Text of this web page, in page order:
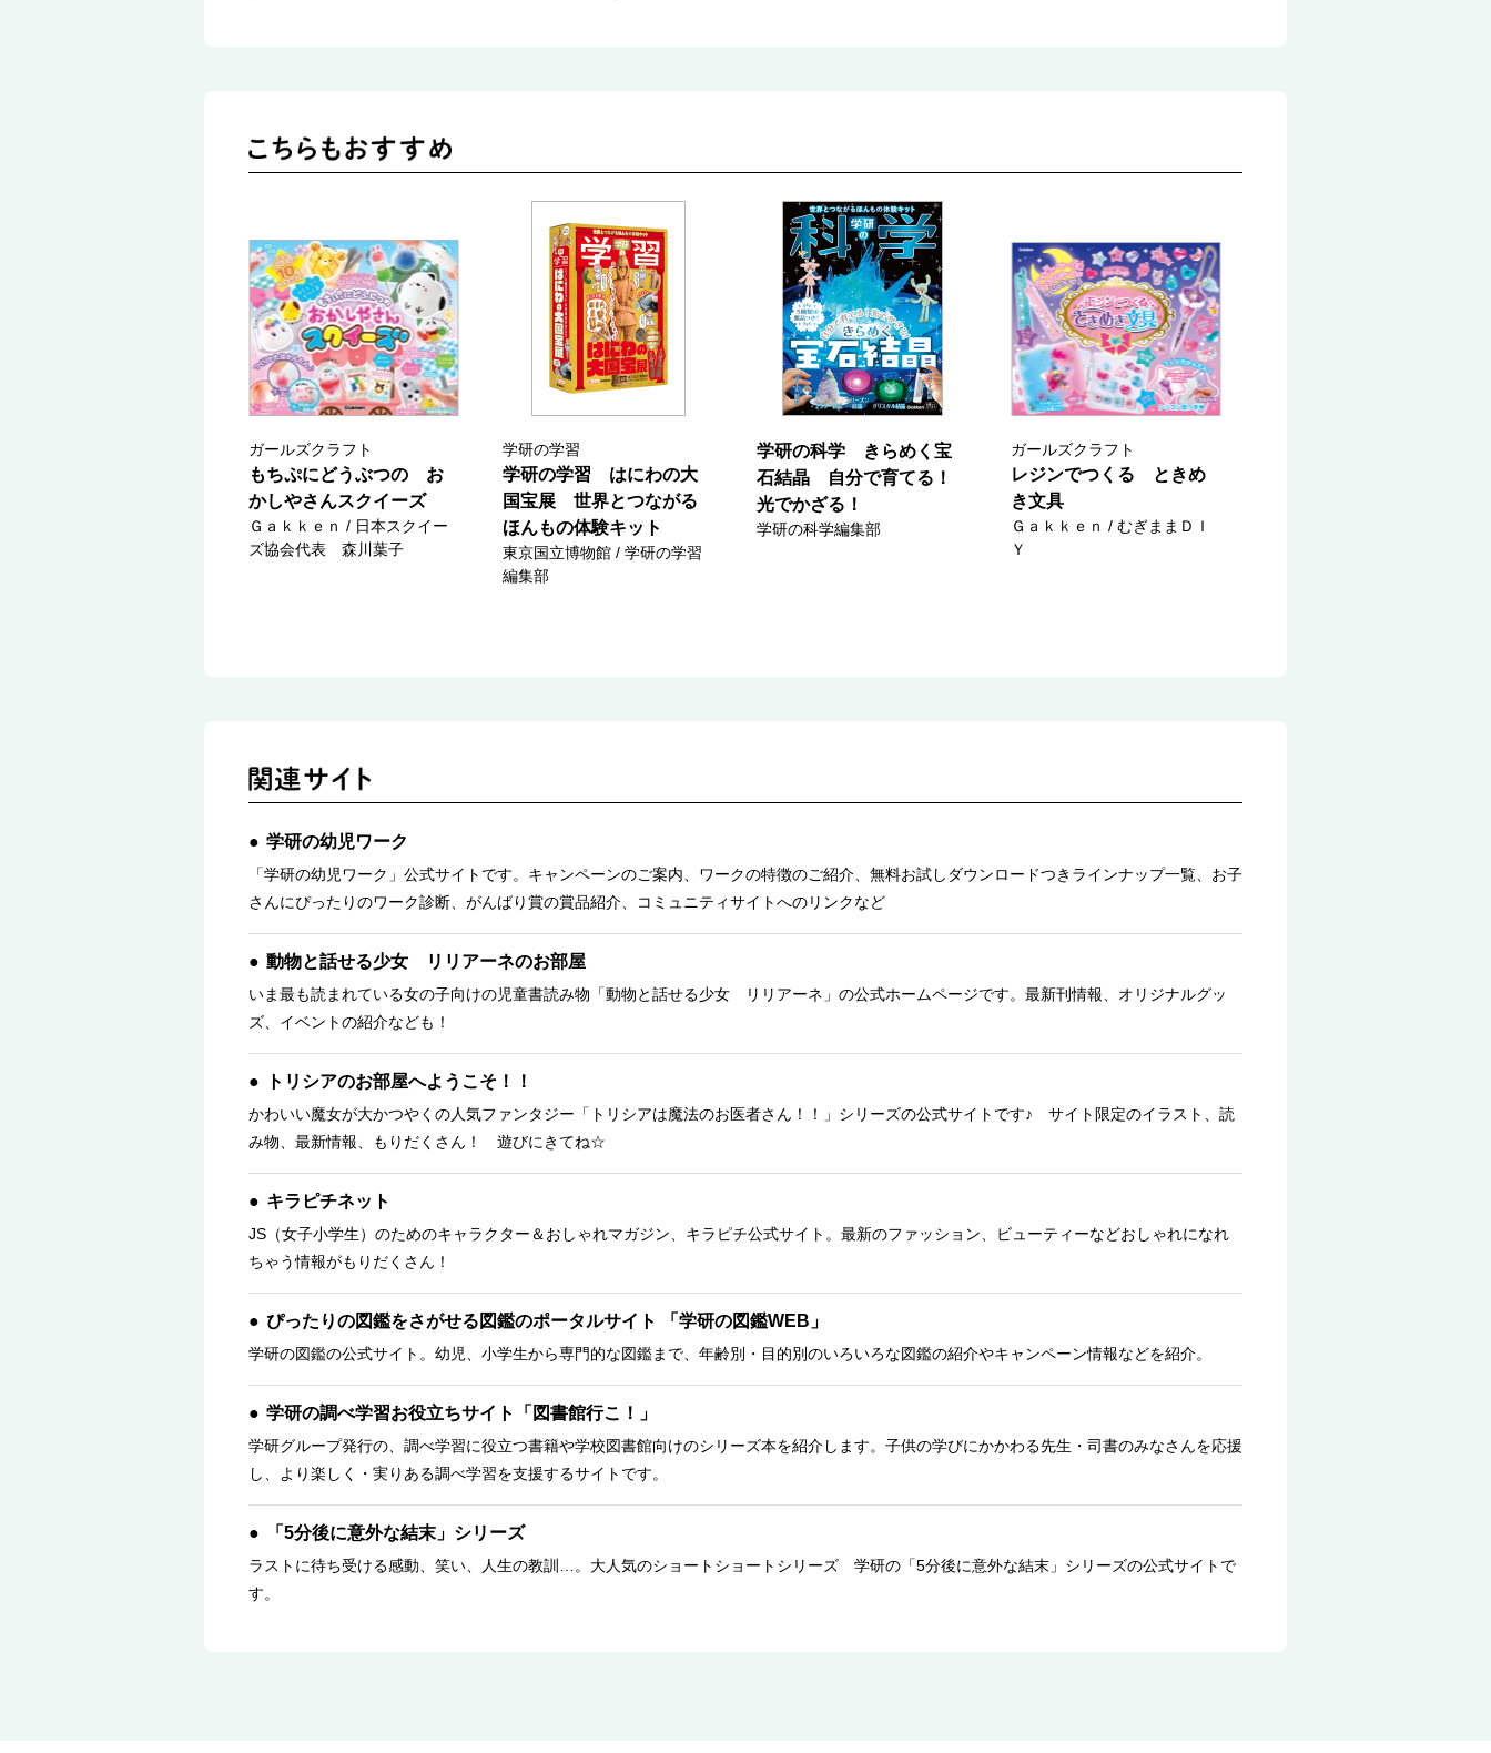
ガールズクラフト
もちぷにどうぶつの お
かしやさんスクイーズ
Ｇａｋｋｅｎ / 日本スクイー
ズ協会代表 森川葉子
学研の学習
学研の学習 はにわの大
国宝展 世界とつながる
ほんもの体験キット
東京国立博物館 / 学研の学習
編集部
学研の科学 きらめく宝
石結晶 自分で育てる！
光でかざる！
学研の科学編集部
ガールズクラフト
レジンでつくる ときめ
き文具
Ｇａｋｋｅｎ / むぎままＤＩ
Ｙ
学研の幼児ワーク
「学研の幼児ワーク」公式サイトです。キャンペーンのご案内、ワークの特徴のご紹介、無料お試しダウンロードつきラインナップ一覧、お子
さんにぴったりのワーク診断、がんばり賞の賞品紹介、コミュニティサイトへのリンクなど
動物と話せる少女 リリアーネのお部屋
いま最も読まれている女の子向けの児童書読み物「動物と話せる少女 リリアーネ」の公式ホームページです。最新刊情報、オリジナルグッ
ズ、イベントの紹介なども！
トリシアのお部屋へようこそ！！
かわいい魔女が大かつやくの人気ファンタジー「トリシアは魔法のお医者さん！！」シリーズの公式サイトです♪ サイト限定のイラスト、読
み物、最新情報、もりだくさん！ 遊びにきてね☆
キラピチネット
JS（女子小学生）のためのキャラクター＆おしゃれマガジン、キラピチ公式サイト。最新のファッション、ビューティーなどおしゃれになれ
ちゃう情報がもりだくさん！
ぴったりの図鑑をさがせる図鑑のポータルサイト 「学研の図鑑WEB」
学研の図鑑の公式サイト。幼児、小学生から専門的な図鑑まで、年齢別・目的別のいろいろな図鑑の紹介やキャンペーン情報などを紹介。
学研の調べ学習お役立ちサイト「図書館行こ！」
学研グループ発行の、調べ学習に役立つ書籍や学校図書館向けのシリーズ本を紹介します。子供の学びにかかわる先生・司書のみなさんを応援
し、より楽しく・実りある調べ学習を支援するサイトです。
「5分後に意外な結末」シリーズ
ラストに待ち受ける感動、笑い、人生の教訓…。大人気のショートショートシリーズ 学研の「5分後に意外な結末」シリーズの公式サイトで
す。